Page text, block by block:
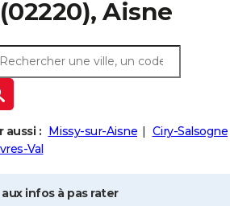
(02220), Aisne
aussi : Missy-sur-Aisne Ciry-Salsogne
Val
infos à pas rater